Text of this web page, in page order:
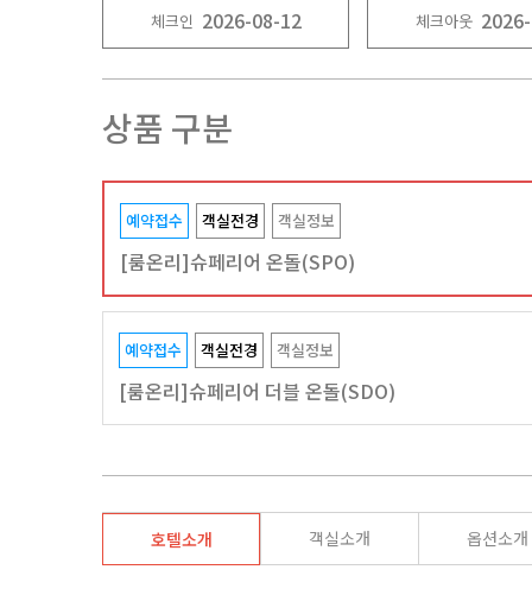
체크인 체크아웃
상품 구분
예약접수 객실전경 객실정보
[룸온리]슈페리어 온돌(SPO)
예약접수 객실전경 객실정보
[룸온리]슈페리어 더블 온돌(SDO)
호텔소개 객실소개 옵션소개